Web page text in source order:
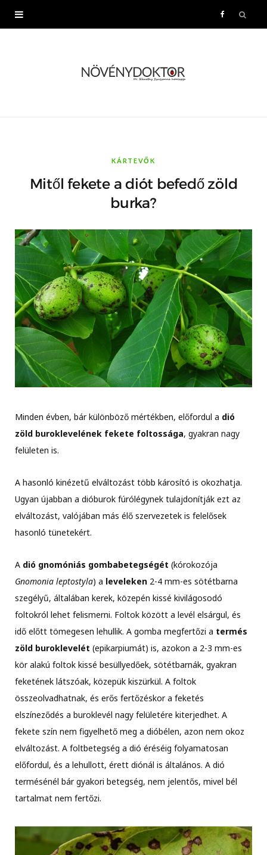
KÁRTEVŐK
Mitől fekete a diót befedő zöld
burka?
Minden évben, bár különböző mértékben, előfordul a dió
zöld buroklevelének fekete foltossága, gyakran nagy
felületen is.
A hasonló kinézetű elváltozást több károsító is okozhatja.
Ugyan újabban a dióburok fúrólégynek tulajdonítják ezt az
elváltozást, valójában más élő szervezetek is felelősek
hasonló tünetekért.
A dió gnomóniás gombabetegségét (kórokozója
Gnomonia leptostyla) a leveleken 2-4 mm-es sötétbarna
szegélyű, általában kerek, közepén kissé kivilágosodó
foltokról lehet felismerni. Foltok között a levél elsárgul, és
idő előtt tömegesen lehullik. A gomba megfertőzi a termés
zöld buroklevelét (epikarpiumát) is, azokon a 2-3 mm-es
kör alakú foltok kissé besüllyedőek, sötétbarnák, gyakran
feketének látszóak, közepük kiszürkül. A foltok
összeolvadhatnak, és erős fertőzéskor a feketés
elszíneződés a buroklevél nagy felületére kiterjedhet. A
fekete szín nem figyelhető meg a dióbélen, azon nem okoz
elváltozást. A foltbetegség a dió éréséig folyamatosan
előfordul, és a lehullott, érett diónál is általános. A dió
termésénél bár gyakori betegség, nem jelentős, mivel bél
tartalmat nem fertőzi.